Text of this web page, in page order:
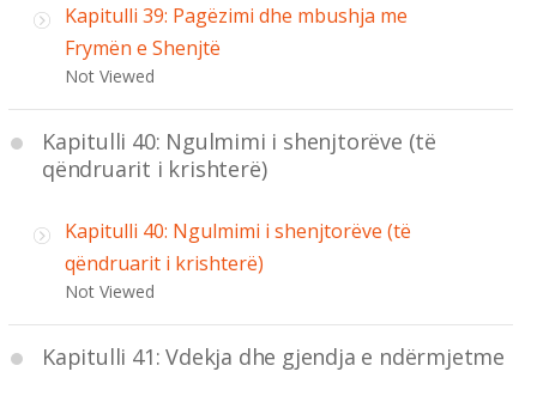
Kapitulli 39: Pagëzimi dhe mbushja me
Frymën e Shenjtë
Not Viewed
Kapitulli 40: Ngulmimi i shenjtorëve (të
qëndruarit i krishterë)
Kapitulli 40: Ngulmimi i shenjtorëve (të
qëndruarit i krishterë)
Not Viewed
Kapitulli 41: Vdekja dhe gjendja e ndërmjetme